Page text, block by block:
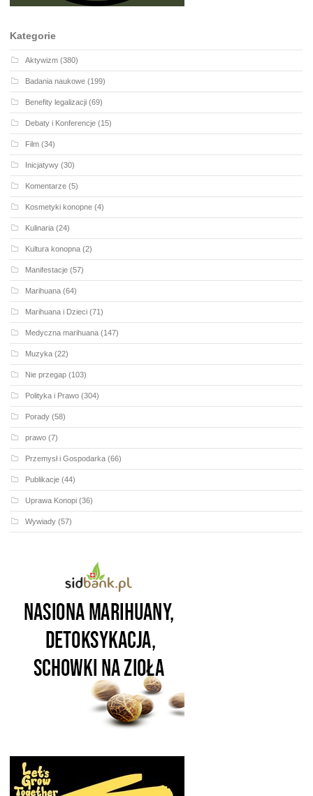
Kategorie
Aktywizm (380)
Badania naukowe (199)
Benefity legalizacji (69)
Debaty i Konferencje (15)
Film (34)
Inicjatywy (30)
Komentarze (5)
Kosmetyki konopne (4)
Kulinaria (24)
Kultura konopna (2)
Manifestacje (57)
Marihuana (64)
Marihuana i Dzieci (71)
Medyczna marihuana (147)
Muzyka (22)
Nie przegap (103)
Polityka i Prawo (304)
Porady (58)
prawo (7)
Przemysł i Gospodarka (66)
Publikacje (44)
Uprawa Konopi (36)
Wywiady (57)